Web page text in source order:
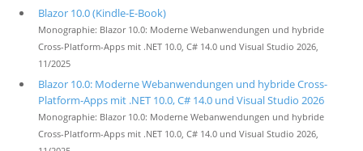
Blazor 10.0 (Kindle-E-Book)
Monographie: Blazor 10.0: Moderne Webanwendungen und hybride
Cross-Platform-Apps mit .NET 10.0, C# 14.0 und Visual Studio 2026,
11/2025
Blazor 10.0: Moderne Webanwendungen und hybride Cross-
Platform-Apps mit .NET 10.0, C# 14.0 und Visual Studio 2026
Monographie: Blazor 10.0: Moderne Webanwendungen und hybride
Cross-Platform-Apps mit .NET 10.0, C# 14.0 und Visual Studio 2026,